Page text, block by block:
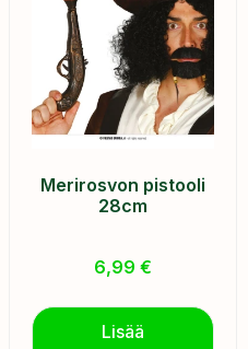
Merirosvon pistooli
28cm
6,99 €
Lisää